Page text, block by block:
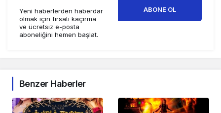
Yeni haberlerden haberdar
olmak için fırsatı kaçırma
ve ücretsiz e-posta
aboneliğini hemen başlat.
ABONE OL
Benzer Haberler